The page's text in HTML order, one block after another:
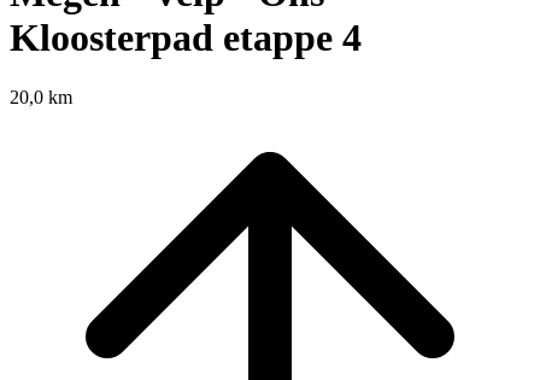
Kloosterpad etappe 4
20,0 km